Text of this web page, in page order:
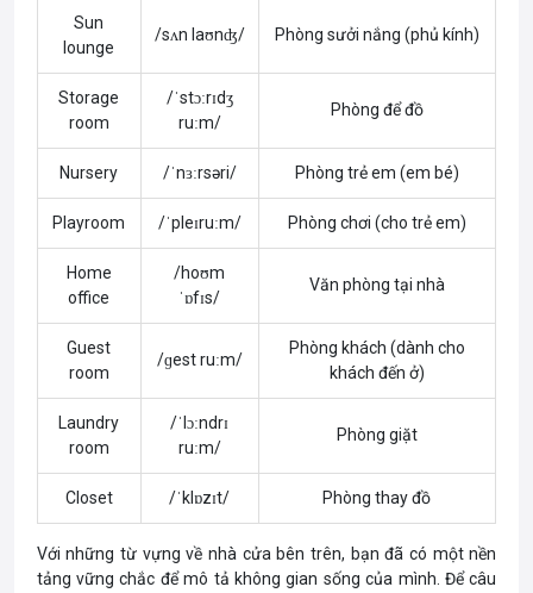
Sun
lounge
/sʌn laʊnʤ/ Phòng sưởi nắng (phủ kính)
Storage
room
/ˈstɔːrɪdʒ
ruːm/
Phòng để đồ
Nursery /ˈnɜːrsəri/ Phòng trẻ em (em bé)
Playroom /ˈpleɪruːm/ Phòng chơi (cho trẻ em)
Home
office
/hoʊm
ˈɒfɪs/
Văn phòng tại nhà
Guest
room
/ɡest ruːm/
Phòng khách (dành cho
khách đến ở)
Laundry
room
/ˈlɔːndrɪ
ruːm/
Phòng giặt
Closet /ˈklɒzɪt/ Phòng thay đồ
Với những từ vựng về nhà cửa bên trên, bạn đã có một nền
tảng vững chắc để mô tả không gian sống của mình. Để câu